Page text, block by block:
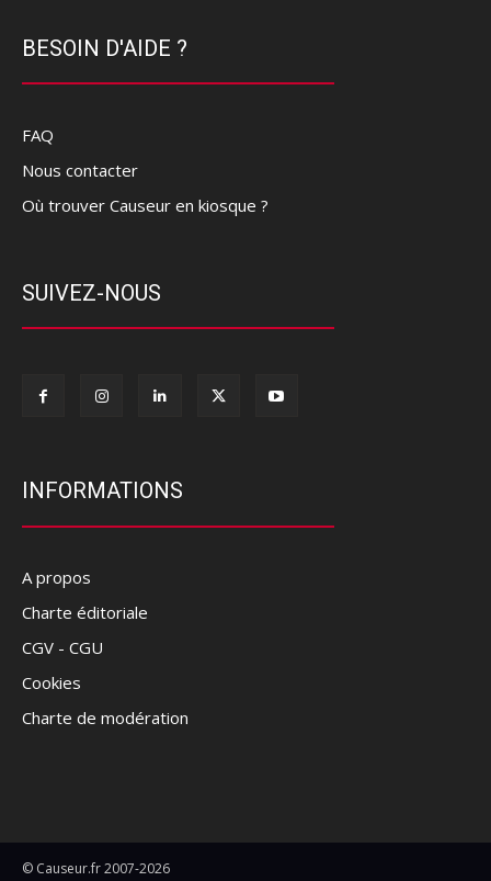
BESOIN D'AIDE ?
FAQ
Nous contacter
Où trouver Causeur en kiosque ?
SUIVEZ-NOUS
INFORMATIONS
A propos
Charte éditoriale
CGV - CGU
Cookies
Charte de modération
© Causeur.fr 2007-2026